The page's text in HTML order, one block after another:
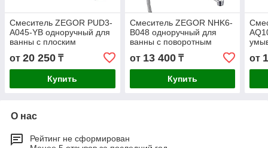
Смеситель ZEGOR PUD3-
A045-YB одноручный для
ванны с плоским
поворотным изливом,на
гайке,черный
от 20 250 ₸
Купить
Смеситель ZEGOR NHK6-
B048 одноручный для
ванны с поворотным
плоским изливом 350 мм
от 13 400₸
Купить
от
О нас
Рейтинг не сформирован